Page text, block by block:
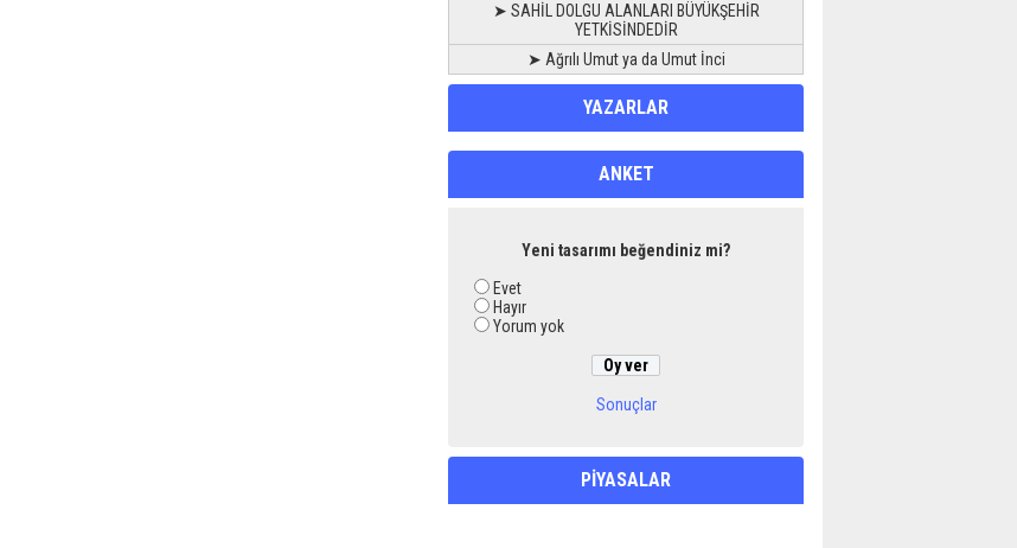
➤ SAHİL DOLGU ALANLARI BÜYÜKŞEHİR
YETKİSİNDEDİR
➤ Ağrılı Umut ya da Umut İnci
YAZARLAR
ANKET
Yeni tasarımı beğendiniz mi?
Evet
Hayır
Yorum yok
Sonuçlar
PİYASALAR